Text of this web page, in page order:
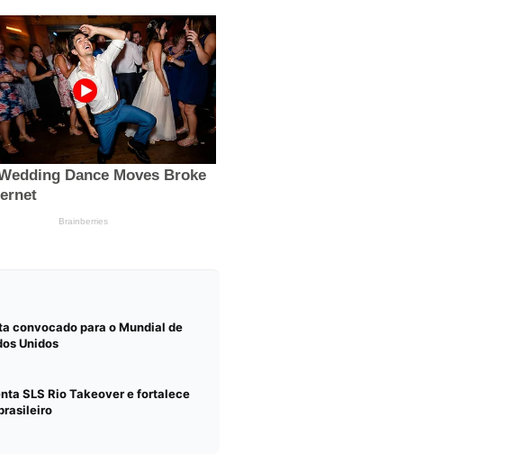
convocado para o Mundial de
Unidos
SLS Rio Takeover e fortalece